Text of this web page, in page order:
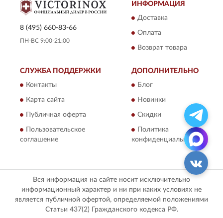
8 (495) 660-83-66
ПН-ВС 9:00-21:00
ИНФОРМАЦИЯ
Доставка
Оплата
Возврат товара
СЛУЖБА ПОДДЕРЖКИ
Контакты
Карта сайта
Публичная оферта
Пользовательское
соглашение
ДОПОЛНИТЕЛЬНО
Блог
Новинки
Скидки
Политика
конфиденциальности
Вся информация на сайте носит исключительно
информационный характер и ни при каких условиях не
является публичной офертой, определяемой положениями
Статьи 437(2) Гражданского кодекса РФ.